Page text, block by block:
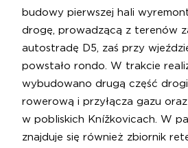
budowy pierwszej hali
drogę, prowadzącą z terenów
autostradę D5, zaś przy
powstało rondo. W trakcie
wybudowano drugą część
rowerową i przyłącza gazu
w pobliskich Knížkovicach. W
znajduje się również zbiornik